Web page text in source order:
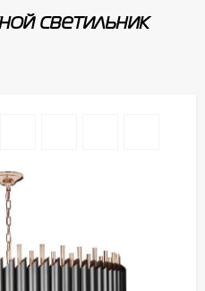
светильник